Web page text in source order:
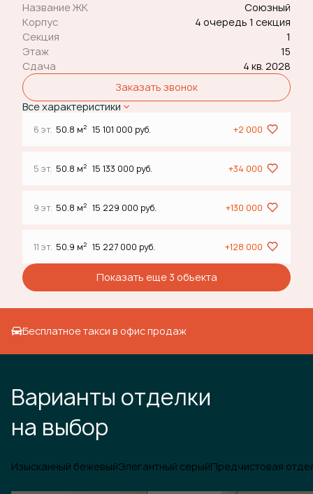
Название ЖК
Союзный
Корпус
4 очередь 1 секция
Секция
1
Этаж
15
Сдача
4 кв. 2028
Заказать звонок
Все характеристики
6 эт. 50.8 м2 15 101 000 руб. +2 000
5 эт. 50.8 м2 15 133 000 руб. +34 000
9 эт. 50.8 м2 15 229 000 руб. +130 000
11 эт. 50.9 м2 15 227 000 руб. +128 000
Показать еще 3 объектa
Бесплатное такси в офис продаж
Варианты отделки
на выбор
Изысканный бежевыйЭлегантный серыйПредчистовая